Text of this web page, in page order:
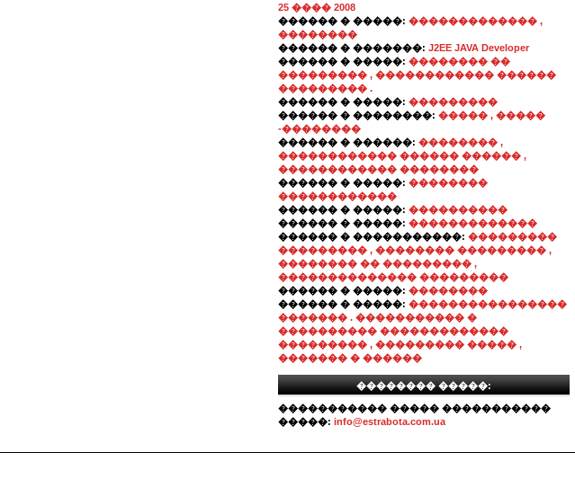
25 ���� 2008
������ � �����: ������������� ,
��������
������ � �������: J2EE JAVA Developer
������ � �����: �������� ��
��������� , ������������ ������
��������� .
������ � �����: ���������
������ � ��������: ����� , �����
-��������
������ � ������: �������� ,
������������ ������ ������ ,
������������ ��������
������ � �����: ��������
������������
������ � �����: ����������
������ � �����: �������������
������ � �����������: ���������
��������� , �������� ��������� ,
�������� �� ��������� ,
�������������� ���������
������ � �����: ��������
������ � �����: ����������������
������� . ����������� �
���������� �������������
��������� , ��������� ����� ,
������� � ������
�������� �����:
����������� ����� �����������
�����: info@estrabota.com.ua